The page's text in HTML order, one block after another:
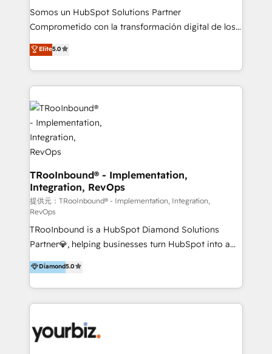
generar resultados medibles. Apoyamos a empresas
de construcción, educación, tecnología, retail, e-
commerce, salud, financieras, seguros y servicios,
ayudándolas a conectar sistemas, escalar equipos y
integraciones vía API Top #7 HubSpot Partner
LATAM 2025 🏆 Impulsamos crecimiento con CRM +
IA en múltiples industrias. 👉 ¿Listo para transformar
tus procesos comerciales?
Somos un HubSpot Solutions Partner
Comprometido con la transformación digital de los
procesos comerciales de las empresas en
Latinoamérica, con un enfoque en Marketing, Ventas
y Servicio al Cliente. Somos un equipo de trabajo
multidisciplinario de alto rendimiento, con
conocimiento y experiencia enfocado en: 1.
Optimizar la eficiencia operativa de nuestros
clientes 2. Mejorar la experiencia del cliente 3.
Asegurar resultados medibles Nos especializamos
en bancos, seguros, e-commerce, Desarrolladores
Inmobiliarios y Empresas Distribuidoras de
Productos
Elite5.0
TRooInbound® - Implementation,
Integration, RevOps
提供元：TRooInbound® - Implementation, Integration,
RevOps
TRooInbound is a HubSpot Diamond Solutions
Partner💎, helping businesses turn HubSpot into a
scalable growth engine. We work with startups, mid-
market, and enterprise teams to maximize
HubSpot’s full potential through: 💎HubSpot Audits,
Management & Optimization 💎RevOps-powered
Brand Development, Growth Strategy, AI SEO &
Performance Marketing 💎Data Migration & Custom
Diamond5.0